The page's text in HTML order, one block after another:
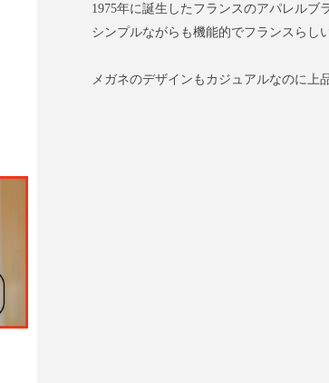
1975年に誕生したフランスのアパレルブ
シンプルながらも機能的でフランスらし
メガネのデザインもカジュアルなのに上